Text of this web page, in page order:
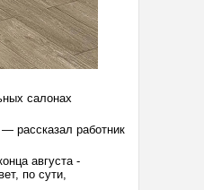
салонах
рассказал работник
августа -
по сути,